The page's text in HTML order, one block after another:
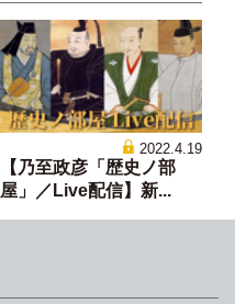
2022.4.19
【乃至政彦「歴史ノ部
屋」／Live配信】新...